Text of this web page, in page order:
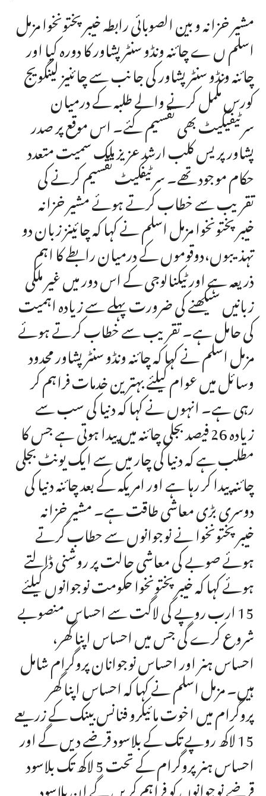
مشیر خزانہ و بین الصوبائی رابطہ خیبرپختونخوا مزمل
اسلم ں ے چائنہ ونڈو سنٹر پشاور کا دورہ کیا اور
چائنہ ونڈو سنٹر پشاور کی جانب سے چائنیز لینگویج
کورس مکمل کرنے والے طلبہ کے درمیان
سرٹیفیکیٹ بھی تقسیم کئے۔ اس موقع پر صدر
پشاور پریس کلب ارشد عزیز ملک سمیت متعدد
حکام موجود تھے۔ سرٹیفکیٹ تقسیم کرنے کی
تقریب سے خطاب کرتے ہوئے مشیر خزانہ
خیبرپختونخوا مزمل اسلم نے کہا کہ چائینز زبان دو
تہذیبوں،دوقوموں کے درمیان رابطے کا اہم
ذریعہ ہے اور ٹیکنالوجی کے اس دور میں غیر ملکی
زبانیں سیکھنے کی ضرورت پہلے سے زیادہ اہمیت
کی حامل ہے۔ تقریب سے خطاب کرتے ہوئے
مزمل اسلم نے کہا کہ چائنہ ونڈو سنٹر پشاور محدود
وسائل میں عوام کیلئے بہترین خدمات فراہم کر
رہی ہے۔ انہوں نے کہا کہ دنیا کی سب سے
زیادہ 26 فیصد بجلی چائنہ میں پیدا ہوتی ہے جس کا
مطلب ہے کہ دنیا کی چار میں سے ایک یونٹ بجلی
چائنہ پیدا کر رہا ہے اور امریکہ کے بعد چائنہ دنیا کی
دوسری بڑی معاشی طاقت ہے۔ مشیر خزانہ
خیبرپختونخوا نے نوجوانوں سے حطاب کرتے
ہوئے صوبے کی معاشی حالت پر روشنی ڈالتے
ہوئے کہا کہ خیبرپختونخوا حکومت نوجوانوں کیلئے
15 ارب روپے کی لاگت سے احساس منصوبے
شروع کرے گی جس میں احساس اپنا گھر،
احساس ہنر اور احساس نوجوانان پروگرام شامل
ہیں۔ مزمل اسلم نے کہا کہ احساس اپنا گھر
پروگرام میں اخوت مائیکرو فنانس بینک کے زریعے
15 لاکھ روپے تک کے بلاسود قرضے دیں گے اور
احساس ہنر پروگرام کے تحت 5 لاکھ تک بلاسود
قرضے نوجوانوں کو فراہم کریں گے ان بلاسود